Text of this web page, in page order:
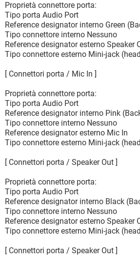
Proprietà connettore porta:
Tipo porta Audio Port
Reference designator interno Green
Tipo connettore interno Nessuno
Reference designator esterno Speaker
Tipo connettore esterno Mini-jack
[ Connettori porta / Mic In ]
Proprietà connettore porta:
Tipo porta Audio Port
Reference designator interno Pink
Tipo connettore interno Nessuno
Reference designator esterno Mic In
Tipo connettore esterno Mini-jack
[ Connettori porta / Speaker Out ]
Proprietà connettore porta:
Tipo porta Audio Port
Reference designator interno Black
Tipo connettore interno Nessuno
Reference designator esterno Speaker
Tipo connettore esterno Mini-jack
[ Connettori porta / Speaker Out ]